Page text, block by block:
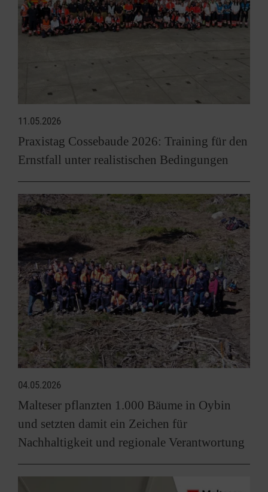
11.05.2026
Praxistag Cossebaude 2026: Training für den
Ernstfall unter realistischen Bedingungen
04.05.2026
Malteser pflanzten 1.000 Bäume in Oybin
und setzten damit ein Zeichen für
Nachhaltigkeit und regionale Verantwortung